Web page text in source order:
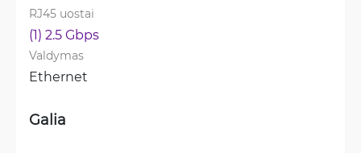
RJ45 uostai
(1) 2.5 Gbps
Valdymas
Ethernet
Galia